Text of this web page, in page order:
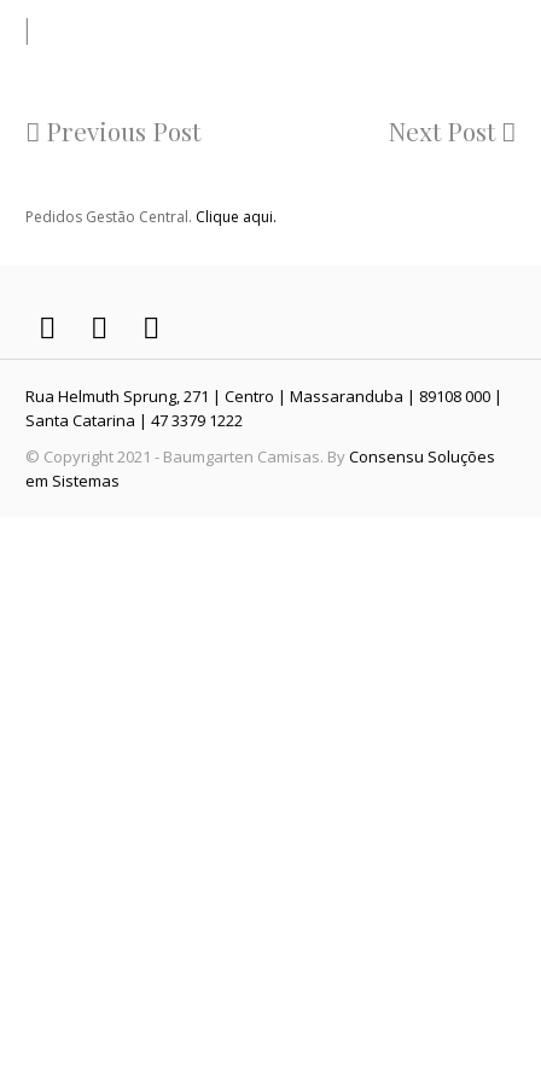
Previous Post Next Post
Pedidos Gestão Central. Clique aqui.
Rua Helmuth Sprung, 271 | Centro | Massaranduba | 89108 000 |
Santa Catarina | 47 3379 1222
© Copyright 2021 - Baumgarten Camisas. ByConsensu Soluções
em Sistemas